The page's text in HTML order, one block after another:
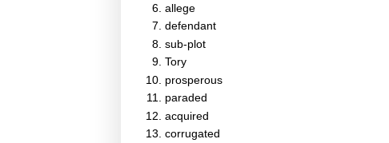
allege
defendant
sub-plot
Tory
prosperous
paraded
acquired
corrugated